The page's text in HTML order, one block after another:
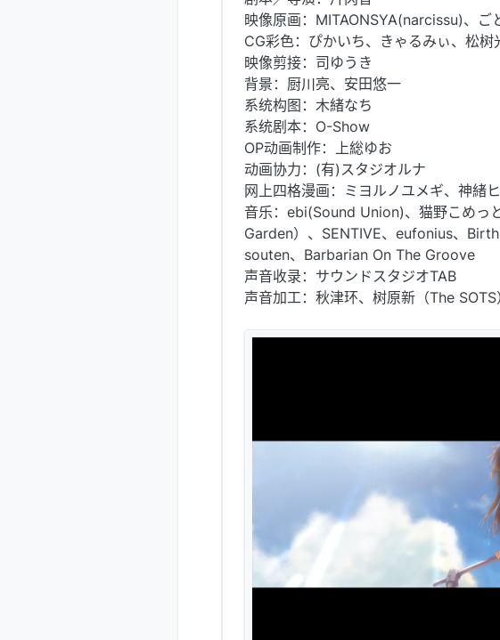
映像原画：MITAONSYA(narcissu)、
CG彩色：ぴかいち、きゃるみぃ、松树
映像剪接：司ゆうき
背景：厨川亮、安田悠一
系统构图：木緒なち
系统剧本：O-Show
OP动画制作：上総ゆお
动画协力：(有)スタジオルナ
网上四格漫画：ミヨルノユメギ、神緒
音乐：ebi(Sound Union)、猫野こめっ
Garden）、SENTIVE、eufonius、
souten、Barbarian On The Groove
声音收录：サウンドスタジオTAB
声音加工：秋津环、树原新（The SOTS